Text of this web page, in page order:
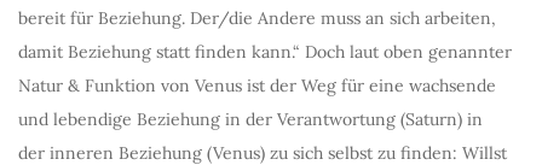
bereit für Beziehung. Der/die Andere muss an sich arbeiten,
damit Beziehung statt finden kann.“ Doch laut oben genannter
Natur & Funktion von Venus ist der Weg für eine wachsende
und lebendige Beziehung in der Verantwortung (Saturn) in
der inneren Beziehung (Venus) zu sich selbst zu finden: Willst